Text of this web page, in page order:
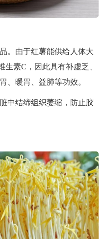
。由于红薯能供给人体大
素C，因此具有补虚乏、
、暖胃、益肺等功效。
中结缔组织萎缩，防止胶